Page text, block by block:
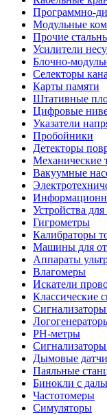
Программно-
Модульные
Прочие
Усилители
Блочно-
Селекторы
Карты памяти
Штативные
Цифровые
Указатели
Пробойники
Детекторы
Механические
Вакуумные
Устройства
Гигрометры
Калибраторы
Машины для
Аппараты
Влагомеры
Искатели
Классические
Сигнализаторы
PH-метры
Сигнализаторы
Дымовые
Паяльные
Бинокли с
Частотомеры
Симуляторы